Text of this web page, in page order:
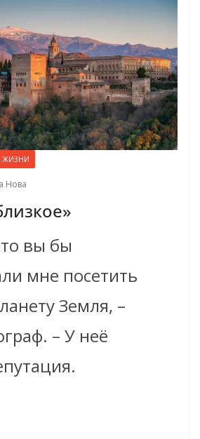
ЖИЗНИ
Нова
вы бы
мне посетить
Земля, –
– У неё